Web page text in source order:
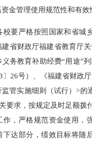
金管理使用规范性和有效
要严格按照国家和省城
省财政厅福建省教育厅
务教育补助经费“用途”列
〕26号）、《福建省财政
管实施细则（试行）>的
要求，按规定及时足额拨
，严格规范资金使用，
达部分，绩效目标将随